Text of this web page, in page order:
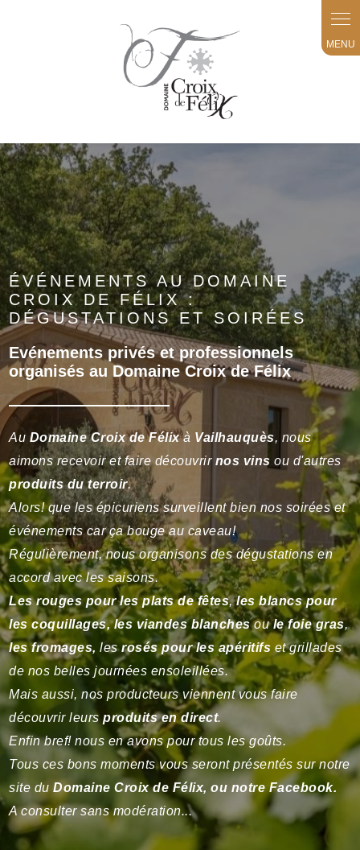
ÉVÉNEMENTS AU DOMAINE
CROIX DE FÉLIX :
DÉGUSTATIONS ET SOIRÉES
Evénements privés et professionnels
organisés au Domaine Croix de Félix
Au Domaine Croix de Félixà Vailhauquès, nous
aimons recevoir et faire découvrir nos vins ou d'autres
produits du terroir.
Alors! que les épicuriens surveillent bien nos soirées et
événements car ça bouge au caveau!
Régulièrement, nous organisons des dégustations en
accord avec les saisons.
Les rouges pour les plats de fêtes,les blancs pour
les coquillages, les viandes blanchesoule foie gras,
les fromages, lesrosés pour les apéritifs et grillades
de nos belles journées ensoleillées.
Mais aussi, nos producteurs viennent vous faire
découvrir leursproduits en direct.
Enfin bref! nous en avons pour tous les goûts.
Tous ces bons moments vous seront présentés sur notre
site duDomaine Croix de Félix, ou notre Facebook.
A consulter sans modération...